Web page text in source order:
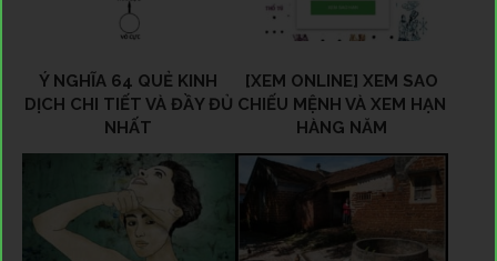
Ý NGHĨA 64 QUẺ KINH
DỊCH CHI TIẾT VÀ ĐẦY ĐỦ
NHẤT
[XEM ONLINE] XEM SAO
CHIẾU MỆNH VÀ XEM HẠN
HÀNG NĂM